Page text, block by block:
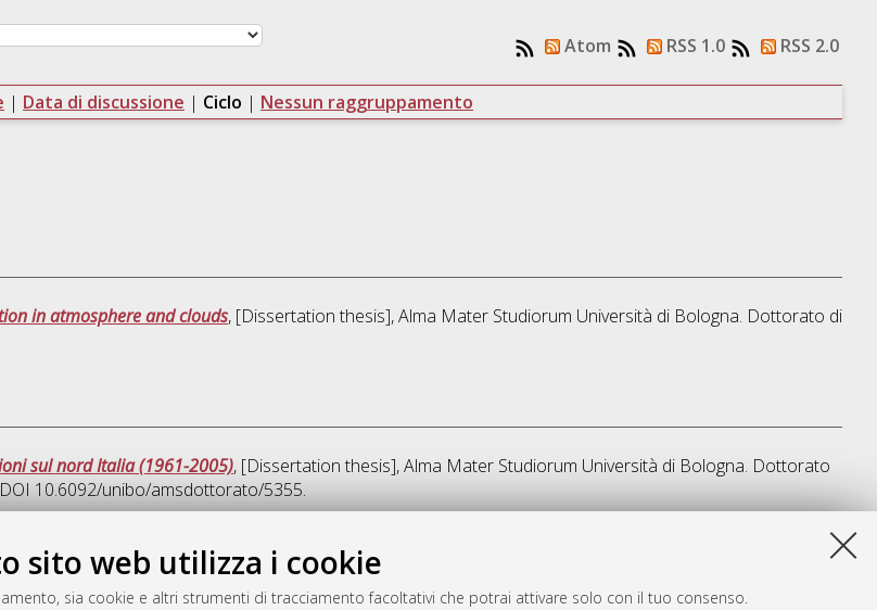
sito web utilizza i cookie
sia cookie e altri strumenti di tracciamento facoltativi che potrai attivare solo con il tuo consenso.
Atom RSS 1.0 RSS 2.0
| Data di discussione | Ciclo | Nessun raggruppamento
in atmosphere and clouds, [Dissertation thesis], Alma Mater Studiorum Università di Bologna. Dottorato di
sul nord Italia (1961-2005), [Dissertation thesis], Alma Mater Studiorum Università di Bologna. Dottorato
DOI 10.6092/unibo/amsdottorato/5355.
Questa lista e' stata generata il Thu Aug 6 20:43:31 2026 CEST.